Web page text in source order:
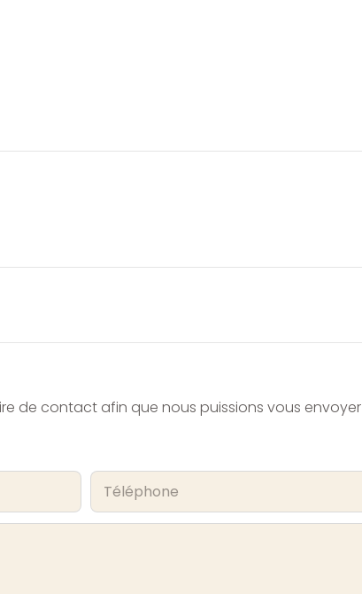
de contact afin que nous puissions vous envoyer
Téléphone